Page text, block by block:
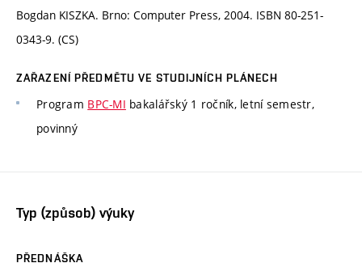
Bogdan KISZKA. Brno: Computer Press, 2004. ISBN 80-251-
0343-9. (CS)
ZAŘAZENÍ PŘEDMĚTU VE STUDIJNÍCH PLÁNECH
Program BPC-MI bakalářský 1 ročník, letní semestr,
povinný
Typ (způsob) výuky
PŘEDNÁŠKA